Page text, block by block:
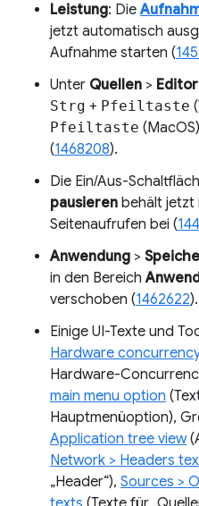
Leistung: Die
jetzt automatisch
Aufnahme starten (
Unter Quellen > Editor
Strg + Pfeiltaste
Pfeiltaste
(1468208).
Die Ein/Aus-
pausieren behält jetzt
Seitenaufrufen bei (
Anwendung >
in den Bereich
verschoben (1462622).
Einige UI-Texte und
Hardware
Hardware-
main menu option
Hauptmenüoption),
Application tree view
Network > Headers
„Header“), Sources >